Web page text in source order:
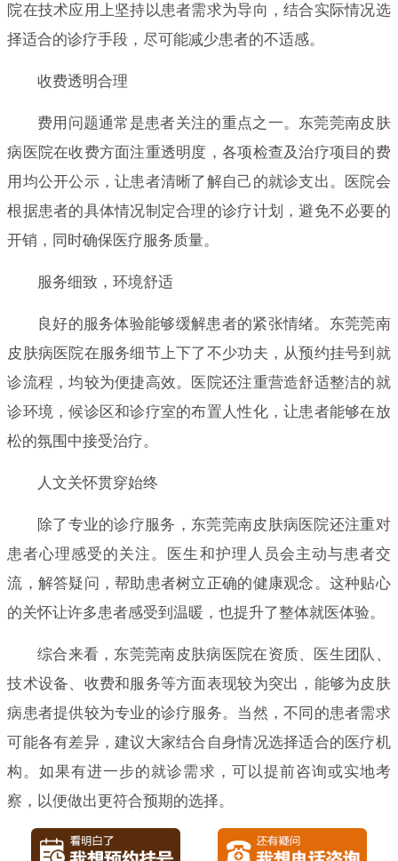
院在技术应用上坚持以患者需求为导向，结合实际情况选
择适合的诊疗手段，尽可能减少患者的不适感。
收费透明合理
费用问题通常是患者关注的重点之一。东莞莞南皮肤
病医院在收费方面注重透明度，各项检查及治疗项目的费
用均公开公示，让患者清晰了解自己的就诊支出。医院会
根据患者的具体情况制定合理的诊疗计划，避免不必要的
开销，同时确保医疗服务质量。
服务细致，环境舒适
良好的服务体验能够缓解患者的紧张情绪。东莞莞南
皮肤病医院在服务细节上下了不少功夫，从预约挂号到就
诊流程，均较为便捷高效。医院还注重营造舒适整洁的就
诊环境，候诊区和诊疗室的布置人性化，让患者能够在放
松的氛围中接受治疗。
人文关怀贯穿始终
除了专业的诊疗服务，东莞莞南皮肤病医院还注重对
患者心理感受的关注。医生和护理人员会主动与患者交
流，解答疑问，帮助患者树立正确的健康观念。这种贴心
的关怀让许多患者感受到温暖，也提升了整体就医体验。
综合来看，东莞莞南皮肤病医院在资质、医生团队、
技术设备、收费和服务等方面表现较为突出，能够为皮肤
病患者提供较为专业的诊疗服务。当然，不同的患者需求
可能各有差异，建议大家结合自身情况选择适合的医疗机
构。如果有进一步的就诊需求，可以提前咨询或实地考
察，以便做出更符合预期的选择。